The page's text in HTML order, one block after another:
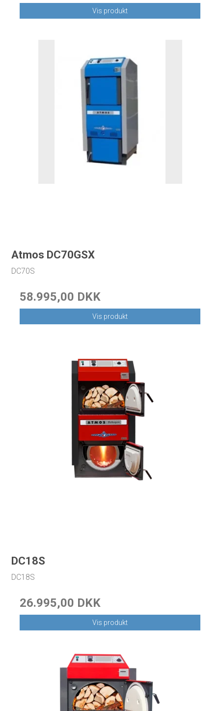
Vis produkt
Atmos DC70GSX
DC70S
58.995,00 DKK
Vis produkt
DC18S
DC18S
26.995,00 DKK
Vis produkt